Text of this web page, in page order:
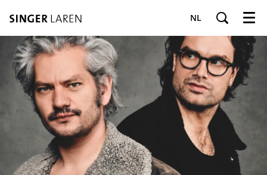
NL Menu